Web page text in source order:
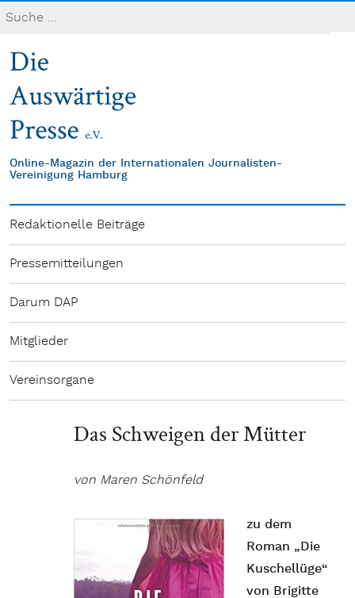
Online-Magazin der Internationalen Journalisten-
Vereinigung Hamburg
Redaktionelle Beiträge
Pressemitteilungen
Darum DAP
Mitglieder
Vereinsorgane
Das Schweigen der Mütter
von Maren Schönfeld
zu dem
Roman „Die
Kuschellüge“
von Brigitte